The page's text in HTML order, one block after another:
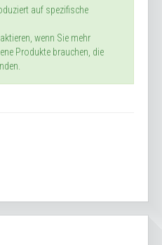
auf spezifische
wenn Sie mehr
Produkte brauchen, die